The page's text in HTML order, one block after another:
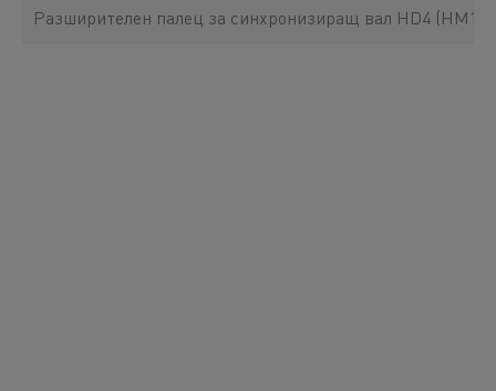
Разширителен палец за синхронизиращ вал HD4